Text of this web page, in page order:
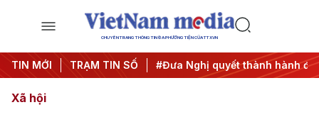
CHUYÊN TRANG THÔNG TIN ĐA PHƯƠNG TIỆN CỦA TTXVN
TIN MỚI TRẠM TIN SỐ
ương 3 #APEC 2027 #Đưa Nghị quyết thành hành
Xã hội